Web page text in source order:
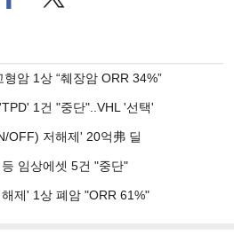
이
로
기
사
유
기
터로
암 1상 “췌장암 ORR 34%”
1건 "중단"..VHL '선택'
OFF) 저해제' 20억弗 딜
임상에셋 5건 "중단"
제' 1상 폐암 "ORR 61%"